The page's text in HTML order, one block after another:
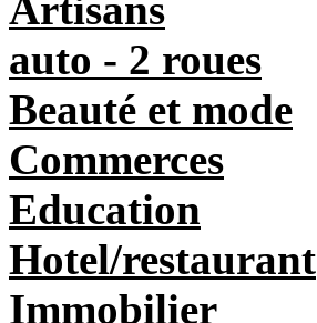
Artisans
auto - 2 roues
Beauté et mode
Commerces
Education
Hotel/restaurant
Immobilier